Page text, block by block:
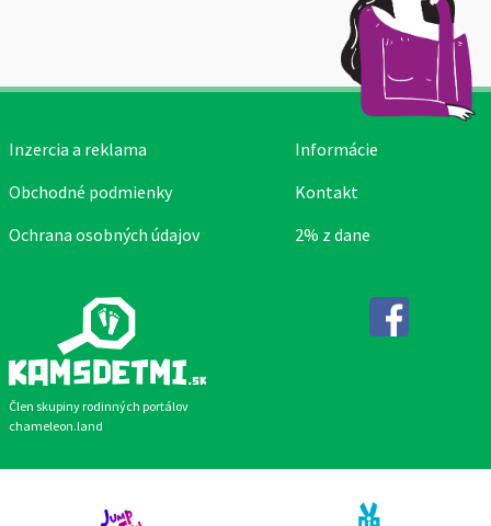
Člen skupiny rodinných portálov
chameleon.land
Inzercia a reklama
Obchodné podmienky
Ochrana osobných údajov
Informácie
Kontakt
2% z dane